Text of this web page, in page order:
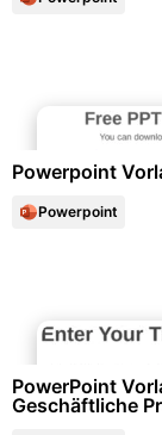
Powerpoint
Powerpoint
PowerPoint
Geschäftliche